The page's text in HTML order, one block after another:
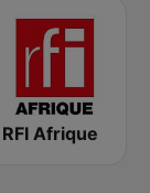
RFI Afrique